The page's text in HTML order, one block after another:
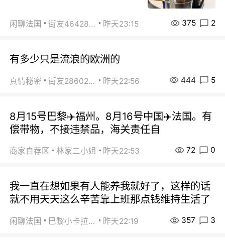
闲聊法国 街友46428878 昨天23:15 375 2
有多少只是流浪的欧洲的
真情秘密 街友28602925 昨天22:56 444 5
8月15号巴黎✈️福州。8月16号中国✈️法国。有
偿带物，不接违禁品，海关责任自
商家自荐区 林家二小姐 昨天22:53 72 0
我一直在想如果有人能养我就好了，这样的话
就不用天天这么辛苦靠上班那点钱维持生活了
闲聊法国 巴黎小卡拉咪 昨天22:19 357 3